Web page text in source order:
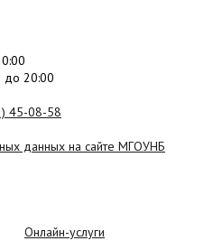
до 20:00
45-08-58
данных на сайте МГОУНБ
Онлайн-услуги